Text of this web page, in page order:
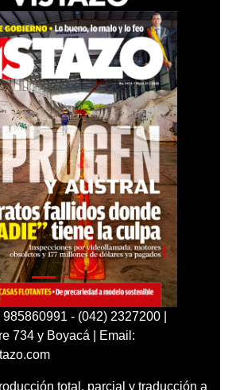
- (042) 2327200 |
734 y Boyacá | Email:
total, parcial y traducción a